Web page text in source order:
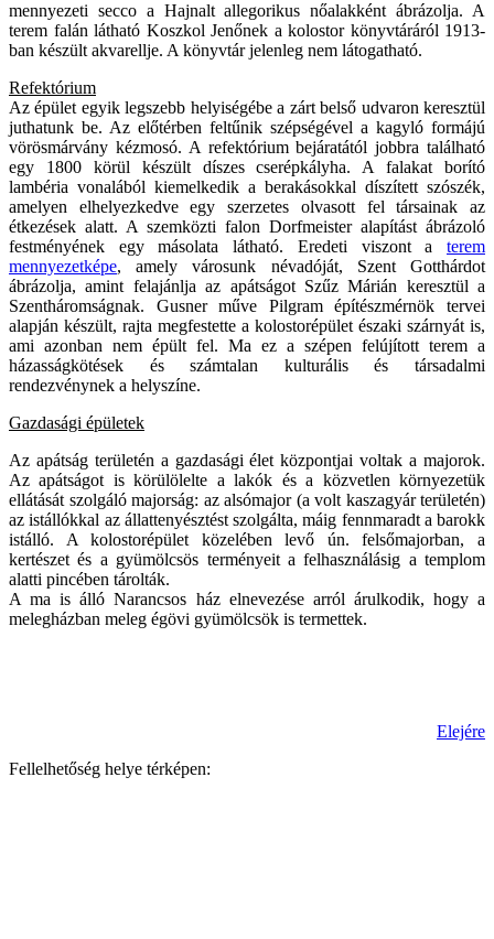
mennyezeti secco a Hajnalt allegorikus nőalakként ábrázolja. A
terem falán látható Koszkol Jenőnek a kolostor könyvtáráról 1913-
ban készült akvarellje. A könyvtár jelenleg nem látogatható.
Refektórium
Az épület egyik legszebb helyiségébe a zárt belső udvaron keresztül
juthatunk be. Az előtérben feltűnik szépségével a kagyló formájú
vörösmárvány kézmosó. A refektórium bejáratától jobbra található
egy 1800 körül készült díszes cserépkályha. A falakat borító
lambéria vonalából kiemelkedik a berakásokkal díszített szószék,
amelyen elhelyezkedve egy szerzetes olvasott fel társainak az
étkezések alatt. A szemközti falon Dorfmeister alapítást ábrázoló
festményének egy másolata látható. Eredeti viszont a terem
mennyezetképe, amely városunk névadóját, Szent Gotthárdot
ábrázolja, amint felajánlja az apátságot Szűz Márián keresztül a
Szentháromságnak. Gusner műve Pilgram építészmérnök tervei
alapján készült, rajta megfestette a kolostorépület északi szárnyát is,
ami azonban nem épült fel. Ma ez a szépen felújított terem a
házasságkötések és számtalan kulturális és társadalmi
rendezvénynek a helyszíne.
Gazdasági épületek
Az apátság területén a gazdasági élet központjai voltak a majorok.
Az apátságot is körülölelte a lakók és a közvetlen környezetük
ellátását szolgáló majorság: az alsómajor (a volt kaszagyár területén)
az istállókkal az állattenyésztést szolgálta, máig fennmaradt a barokk
istálló. A kolostorépület közelében levő ún. felsőmajorban, a
kertészet és a gyümölcsös terményeit a felhasználásig a templom
alatti pincében tárolták.
A ma is álló Narancsos ház elnevezése arról árulkodik, hogy a
melegházban meleg égövi gyümölcsök is termettek.
Elejére
Fellelhetőség helye térképen: